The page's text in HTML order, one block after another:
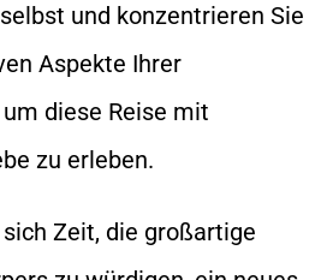
und konzentrieren Sie
Aspekte Ihrer
diese Reise mit
zu erleben.
Zeit, die großartige